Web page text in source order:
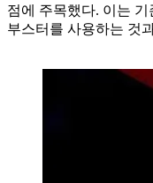
점에 주목했다. 이는
부스터를 사용하는 것